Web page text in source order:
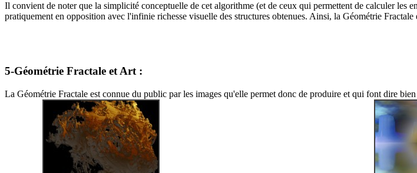
Il convient de noter que la simplicité conceptuelle de cet algorithme (et de ceux qui permettent de calculer les
pratiquement en opposition avec l'infinie richesse visuelle des structures obtenues. Ainsi, la Géométrie
5-Géométrie Fractale et Art :
La Géométrie Fractale est connue du public par les images qu'elle permet donc de produire et qui font dire